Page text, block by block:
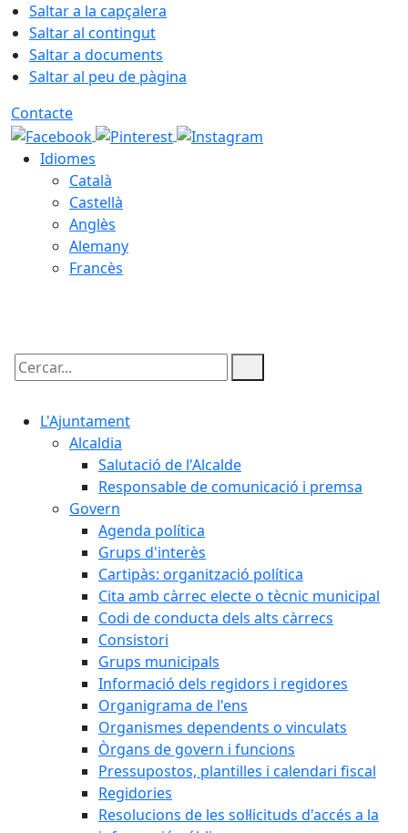
Saltar a la capçalera
Saltar al contingut
Saltar a documents
Saltar al peu de pàgina
Contacte
Idiomes
Català
Castellà
Anglès
Alemany
Francès
Cercar:
L'Ajuntament
Alcaldia
Salutació de l'Alcalde
Responsable de comunicació i premsa
Govern
Agenda política
Grups d'interès
Cartipàs: organització política
Cita amb càrrec electe o tècnic municipal
Codi de conducta dels alts càrrecs
Consistori
Grups municipals
Informació dels regidors i regidores
Organigrama de l'ens
Organismes dependents o vinculats
Òrgans de govern i funcions
Pressupostos, plantilles i calendari fiscal
Regidories
Resolucions de les sol·licituds d'accés a la